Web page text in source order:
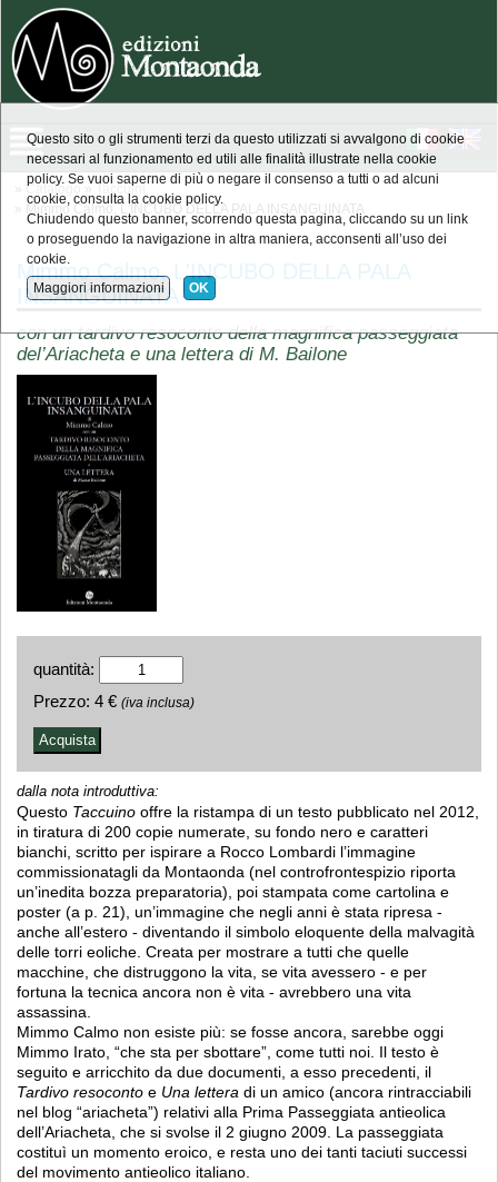
» Catalogo »
Taccuini
» Mimmo Calmo, L'INCUBO DELLA PALA INSANGUINATA
Mimmo Calmo, L'INCUBO DELLA PALA
INSANGUINATA
con un tardivo resoconto della magnifica passeggiata
del’Ariacheta e una lettera di M. Bailone
quantità:
Prezzo: 4 € (iva inclusa)
dalla nota introduttiva:
Questo Taccuinooffre la ristampa di un testo pubblicato nel 2012,
in tiratura di 200 copie numerate, su fondo nero e caratteri
bianchi, scritto per ispirare a Rocco Lombardi l’immagine
commissionatagli da Montaonda (nel controfrontespizio riporta
un’inedita bozza preparatoria), poi stampata come cartolina e
poster (a p. 21), un’immagine che negli anni è stata ripresa -
anche all’estero - diventando il simbolo eloquente della malvagità
delle torri eoliche. Creata per mostrare a tutti che quelle
macchine, che distruggono la vita, se vita avessero - e per
fortuna la tecnica ancora non è vita - avrebbero una vita
assassina.
Mimmo Calmo non esiste più: se fosse ancora, sarebbe oggi
Mimmo Irato, “che sta per sbottare”, come tutti noi. Il testo è
seguito e arricchito da due documenti, a esso precedenti, il
Tardivo resocontoe Una letteradi un amico (ancora rintracciabili
nel blog “ariacheta”) relativi alla Prima Passeggiata antieolica
dell’Ariacheta, che si svolse il 2 giugno 2009. La passeggiata
costituì un momento eroico, e resta uno dei tanti taciuti successi
del movimento antieolico italiano.
Questo sito o gli strumenti terzi da questo utilizzati si avvalgono di cookie
necessari al funzionamento ed utili alle finalità illustrate nella cookie
policy. Se vuoi saperne di più o negare il consenso a tutti o ad alcuni
cookie, consulta la cookie policy.
Chiudendo questo banner, scorrendo questa pagina, cliccando su un link
o proseguendo la navigazione in altra maniera, acconsenti all’uso dei
cookie.
Maggiori informazioni OK